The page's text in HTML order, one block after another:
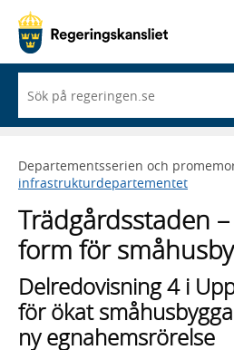
du
börjar
skriva
framträder
en
med
sökförslag
Departementsserien och
infrastrukturdepartementet
Trädgårdsstaden
form för
Delredovisning 4 i
för ökat
ny egnahemsrörelse